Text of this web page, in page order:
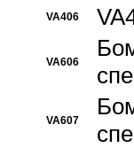
VA406
VA606
VA607